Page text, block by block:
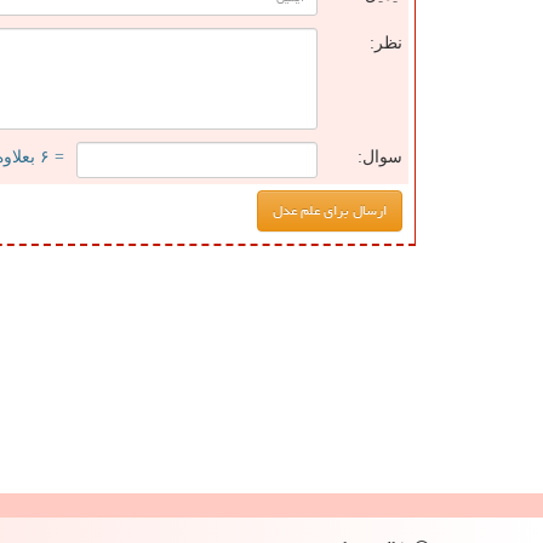
نظر:
سوال: = ۶ بعلاوه ۵